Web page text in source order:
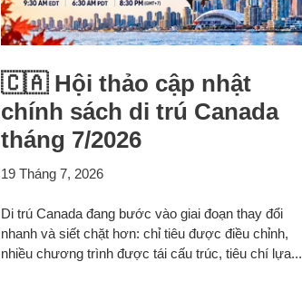
🇨🇦 Hội thảo cập nhật
chính sách di trú Canada
tháng 7/2026
19 Tháng 7, 2026
Di trú Canada đang bước vào giai đoạn thay đổi
nhanh và siết chặt hơn: chỉ tiêu được điều chỉnh,
nhiều chương trình được tái cấu trúc, tiêu chí lựa...